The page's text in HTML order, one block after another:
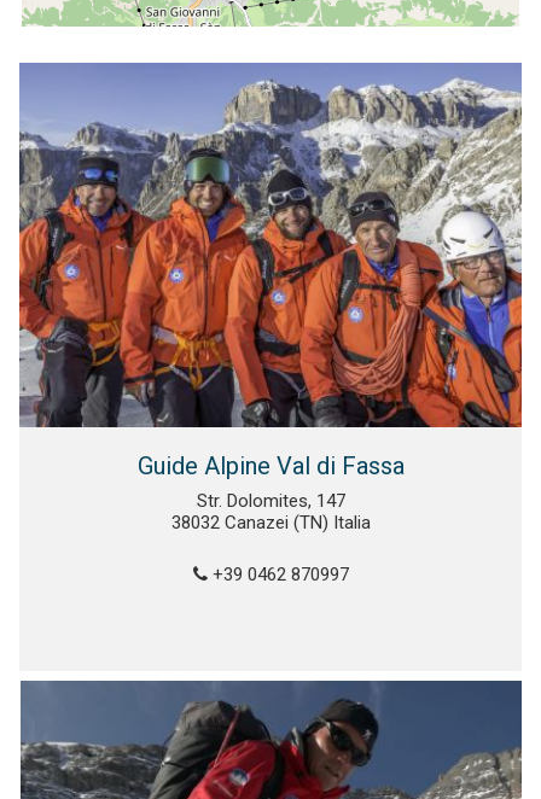
Guide Alpine Val di Fassa
Str. Dolomites, 147
38032 Canazei (TN) Italia
+39 0462 870997